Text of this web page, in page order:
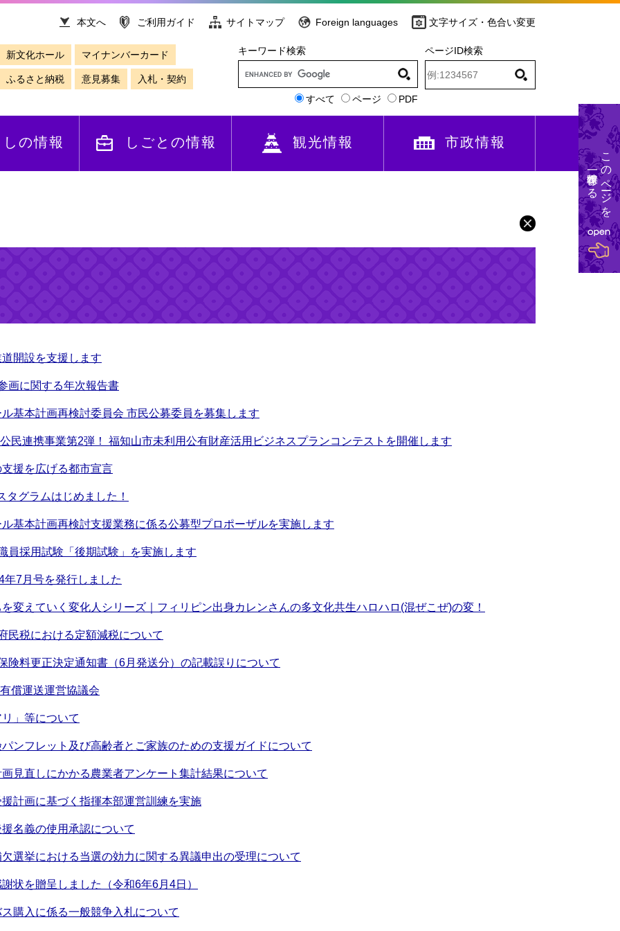
本文へ ご利用ガイド サイトマップ Foreign languages 文字サイズ・色合い変更
新文化ホール マイナンバーカード
ふるさと納税 意見募集 入札・契約
キーワード検索
すべて ページ PDF
ページID検索
の情報 しごとの情報 観光情報 市政情報
開設を支援します
画に関する年次報告書
基本計画再検討委員会 市民公募委員を募集します
民連携事業第2弾！ 福知山市未利用公有財産活用ビジネスプランコンテストを開催します
援を広げる都市宣言
タグラムはじめました！
基本計画再検討支援業務に係る公募型プロポーザルを実施します
員採用試験「後期試験」を実施します
7月号を発行しました
変えていく変化人シリーズ｜フィリピン出身カレンさんの多文化共生ハロハロ(混ぜこぜ)の変！
民税における定額減税について
険料更正決定通知書（6月発送分）の記載誤りについて
償運送運営協議会
」等について
ンフレット及び高齢者とご家族のための支援ガイドについて
見直しにかかる農業者アンケート集計結果について
計画に基づく指揮本部運営訓練を実施
名義の使用承認について
選挙における当選の効力に関する異議申出の受理について
状を贈呈しました（令和6年6月4日）
購入に係る一般競争入札について
このページを
一時保存する